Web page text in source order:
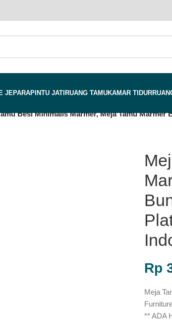
JEPARAPINTU JATI RUANG TAMUKAMAR TIDUR
Besi Minimalis Marmer, Meja Tamu
Rp
Meja
** ADA